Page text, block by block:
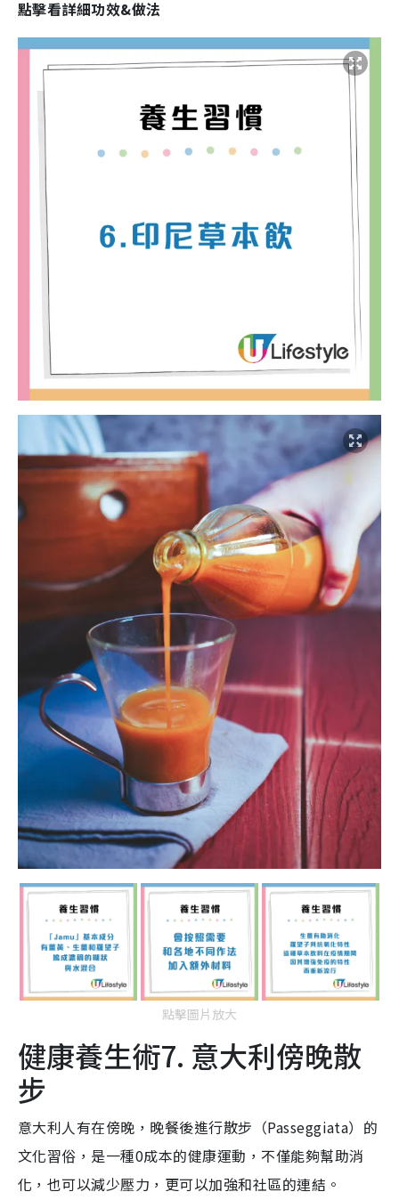
點擊看詳細功效&做法
點擊圖片放大
健康養生術7. 意大利傍晚散
步
意大利人有在傍晚，晚餐後進行散步（Passeggiata）的
文化習俗，是一種0成本的健康運動，不僅能夠幫助消
化，也可以減少壓力，更可以加強和社區的連結。